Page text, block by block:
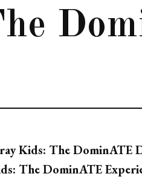
Kids: The DominATE
The DominATE